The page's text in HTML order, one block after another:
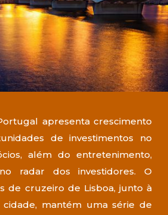
apresenta crescimento
de investimentos no
além do entretenimento,
radar dos investidores. O
de cruzeiro de Lisboa, junto à
mantém uma série de